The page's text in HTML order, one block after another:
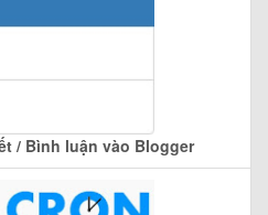
/ Bình luận vào Blogger